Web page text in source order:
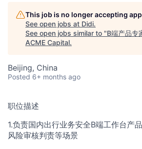
ACME
This job is no longer accepting
See open jobs at Didi.
See open jobs similar to "B端产品
ACME Capital.
Beijing, China
Posted 6+ months ago
职位描述
1.负责国内出行业务安全B端工作台产
风险审核判责等场景